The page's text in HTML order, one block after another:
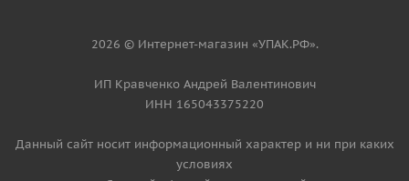
2026 © Интернет-магазин «УПАК.РФ».
ИП Кравченко Андрей Валентинович
ИНН 165043375220
Данный сайт носит информационный характер и ни при каких
условиях